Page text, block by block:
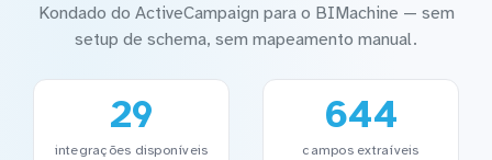
Kondado do ActiveCampaign para o BIMachine — sem
setup de schema, sem mapeamento manual.
29
integrações disponíveis
644
campos extraíveis